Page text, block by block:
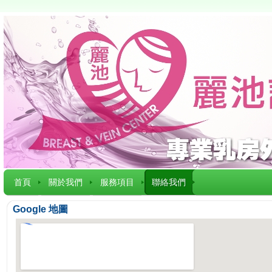
首頁 關於我們 服務項目 聯絡我們
Google 地圖